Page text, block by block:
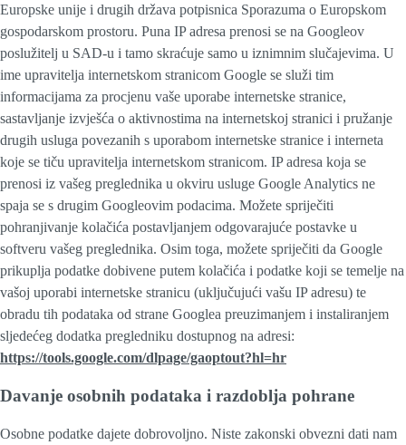
Europske unije i drugih država potpisnica Sporazuma o Europskom
gospodarskom prostoru. Puna IP adresa prenosi se na Googleov
poslužitelj u SAD-u i tamo skraćuje samo u iznimnim slučajevima. U
ime upravitelja internetskom stranicom Google se služi tim
informacijama za procjenu vaše uporabe internetske stranice,
sastavljanje izvješća o aktivnostima na internetskoj stranici i pružanje
drugih usluga povezanih s uporabom internetske stranice i interneta
koje se tiču upravitelja internetskom stranicom. IP adresa koja se
prenosi iz vašeg preglednika u okviru usluge Google Analytics ne
spaja se s drugim Googleovim podacima. Možete spriječiti
pohranjivanje kolačića postavljanjem odgovarajuće postavke u
softveru vašeg preglednika. Osim toga, možete spriječiti da Google
prikuplja podatke dobivene putem kolačića i podatke koji se temelje na
vašoj uporabi internetske stranicu (uključujući vašu IP adresu) te
obradu tih podataka od strane Googlea preuzimanjem i instaliranjem
sljedećeg dodatka pregledniku dostupnog na adresi:
https://tools.google.com/dlpage/gaoptout?hl=hr
Davanje osobnih podataka i razdoblja pohrane
Osobne podatke dajete dobrovoljno. Niste zakonski obvezni dati nam